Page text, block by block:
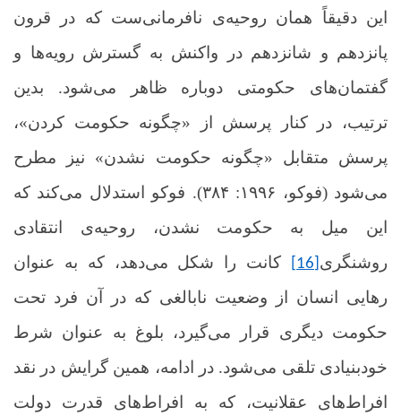
این دقیقاً همان روحیه‌ی نافرمانی‌ست که در قرون
پانزدهم و شانزدهم در واکنش به گسترش رویه‌ها و
گفتمان‌های حکومتی دوباره ظاهر می‌شود. بدین
ترتیب، در کنار پرسش از «چگونه حکومت کردن»،
پرسش متقابل «چگونه حکومت نشدن» نیز مطرح
می‌شود (فوکو، ۱۹۹۶: ۳۸۴). فوکو استدلال می‌کند که
این میل به حکومت نشدن، روحیه‌ی انتقادی
روشنگری
کانت را شکل می‌دهد، که به عنوان
رهایی انسان از وضعیت نابالغی که در آن فرد تحت
حکومت دیگری قرار می‌گیرد، بلوغ به عنوان شرط
خودبنیادی تلقی می‌شود.در ادامه، همین گرایش در نقد
افراط‌های عقلانیت، که به افراط‌های قدرت دولت